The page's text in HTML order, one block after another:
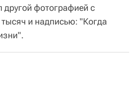
другой фотографией с
и надписью: "Когда